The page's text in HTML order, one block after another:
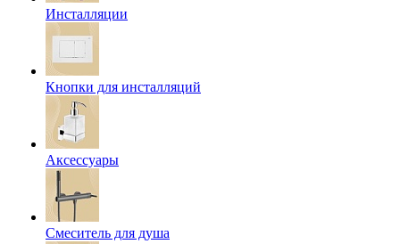
Инсталляции
Кнопки для инсталляций
Аксессуары
Смеситель для душа